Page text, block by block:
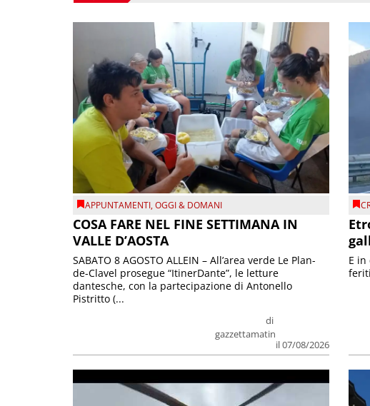
APPUNTAMENTI,OGGI & DOMANI
COSA FARE NEL FINE SETTIMANA IN
VALLE D’AOSTA
di
gazzettamatin
il 07/08/2026
SABATO 8 AGOSTO ALLEIN – All’area verde Le Plan-
de-Clavel prosegue “ItinerDante”, le letture
dantesche, con la partecipazione di Antonello
Pistritto (...
E
feriti